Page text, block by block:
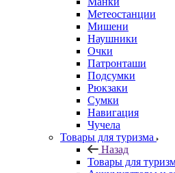
Метеостанции
Мишени
Наушники
Очки
Патронташи
Подсумки
Рюкзаки
Сумки
Навигация
Чучела
Товары для туризма
Назад
Товары для